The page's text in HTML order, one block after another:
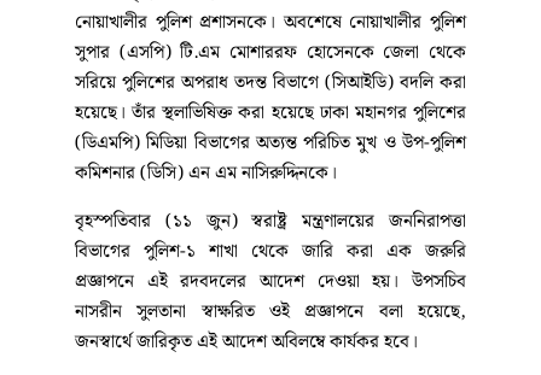
নোয়াখালীর পুলিশ প্রশাসনকে। অবশেষে নোয়াখালীর পুলিশ
সুপার (এসপি) টি.এম মোশাররফ হোসেনকে জেলা থেকে
সরিয়ে পুলিশের অপরাধ তদন্ত বিভাগে (সিআইডি) বদলি করা
হয়েছে। তাঁর স্থলাভিষিক্ত করা হয়েছে ঢাকা মহানগর পুলিশের
(ডিএমপি) মিডিয়া বিভাগের অত্যন্ত পরিচিত মুখ ও উপ-পুলিশ
কমিশনার (ডিসি) এন এম নাসিরুদ্দিনকে।
বৃহস্পতিবার (১১ জুন) স্বরাষ্ট্র মন্ত্রণালয়ের জননিরাপত্তা
বিভাগের পুলিশ-১ শাখা থেকে জারি করা এক জরুরি
প্রজ্ঞাপনে এই রদবদলের আদেশ দেওয়া হয়। উপসচিব
নাসরীন সুলতানা স্বাক্ষরিত ওই প্রজ্ঞাপনে বলা হয়েছে,
জনস্বার্থে জারিকৃত এই আদেশ অবিলম্বে কার্যকর হবে।